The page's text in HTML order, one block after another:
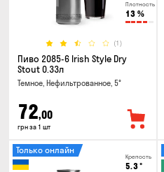
Плотность
13 %
(1)
Пиво 2085-6 Irish Style Dry
Stout 0.33л
Темное, Нефильтрованное, 5°
72,00
грн за 1 шт
Крепость
5.3°
Только онлайн